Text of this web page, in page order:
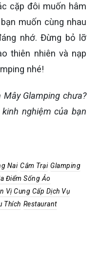
cặp đôi muốn hâm
muốn cùng nhau
nhớ. Đừng bỏ lỡ
thiên nhiên và nạp
nhé!
Glamping chưa?
nghiệm của bạn
Nai Cắm Trại Glamping
Điểm Sống Ảo
Vị Cung Cấp Dịch Vụ
Thích Restaurant